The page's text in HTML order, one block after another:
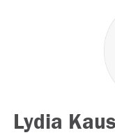
Lydia